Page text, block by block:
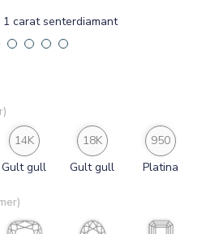
carat senterdiamant
14K
Gult gull
18K
Gult gull
950
Platina